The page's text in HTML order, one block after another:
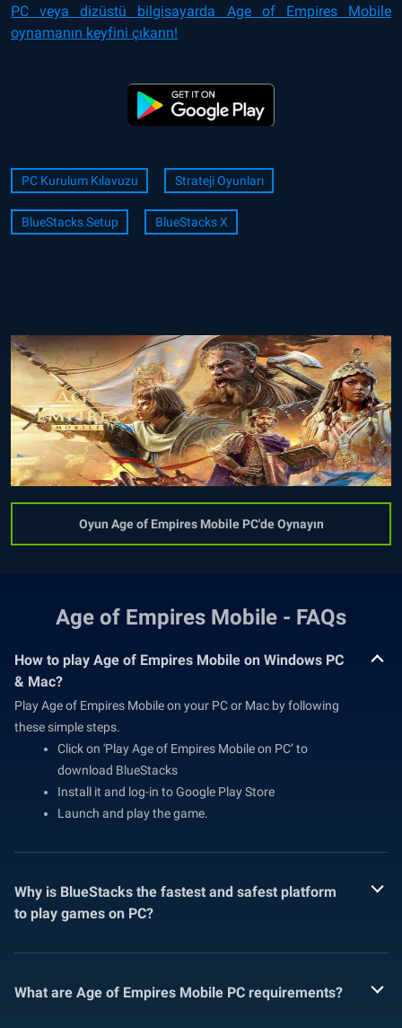
PC veya dizüstü bilgisayarda Age of Empires Mobile
oynamanın keyfini çıkarın!
PC Kurulum Kılavuzu Strateji Oyunları
BlueStacks Setup BlueStacks X
Oyun Age of Empires Mobile PC'de Oynayın
Age of Empires Mobile - FAQs
How to play Age of Empires Mobile on Windows PC
& Mac?
Play Age of Empires Mobile on your PC or Mac by following
these simple steps.
Click on 'Play Age of Empires Mobile on PC’ to
download BlueStacks
Install it and log-in to Google Play Store
Launch and play the game.
Why is BlueStacks the fastest and safest platform
to play games on PC?
What are Age of Empires Mobile PC requirements?